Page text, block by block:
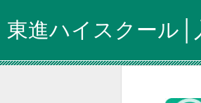
東進ハイスクール│